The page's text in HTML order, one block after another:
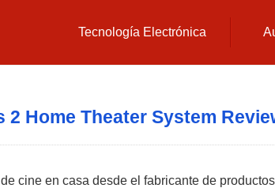
Tecnología Electrónica
Home Theater System
cine en casa desde el fabricante de productos